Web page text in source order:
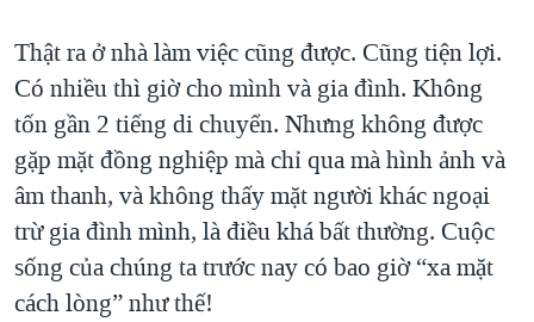
Thật ra ở nhà làm việc cũng được. Cũng tiện lợi.
Có nhiều thì giờ cho mình và gia đình. Không
tốn gần 2 tiếng di chuyển. Nhưng không được
gặp mặt đồng nghiệp mà chỉ qua mà hình ảnh và
âm thanh, và không thấy mặt người khác ngoại
trừ gia đình mình, là điều khá bất thường. Cuộc
sống của chúng ta trước nay có bao giờ “xa mặt
cách lòng” như thế!